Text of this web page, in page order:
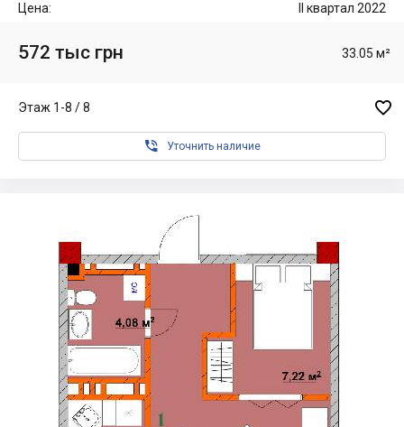
Цена: II квартал 2022
572 тыс грн 33.05 м²
Этаж 1-8 / 8 
 Уточнить наличие